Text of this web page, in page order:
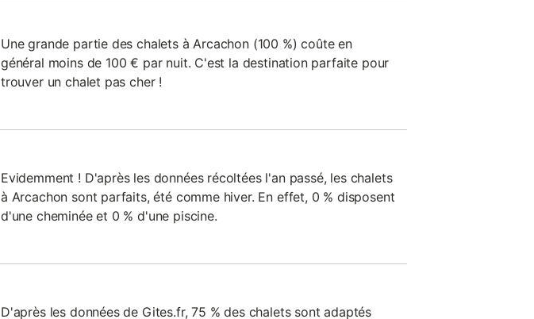
Une grande partie des chalets à Arcachon (100 %) coûte en
général moins de 100 € par nuit. C'est la destination parfaite pour
trouver un chalet pas cher !
Evidemment ! D'après les données récoltées l'an passé, les chalets
à Arcachon sont parfaits, été comme hiver. En effet, 0 % disposent
d'une cheminée et 0 % d'une piscine.
D'après les données de Gites.fr, 75 % des chalets sont adaptés